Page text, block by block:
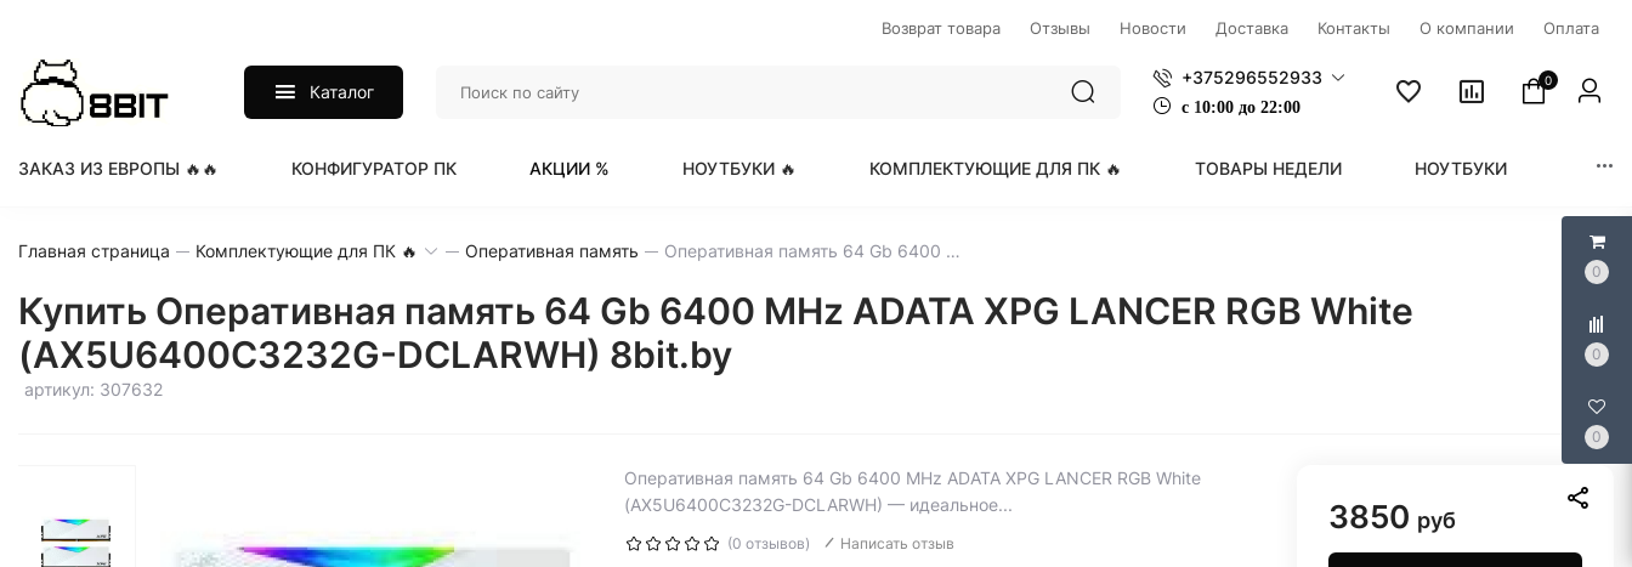
0
0
0
Возврат товара Отзывы Новости Доставка Контакты О компании Оплата
Каталог
+375296552933
с 1 0:00 до 22:00
0
ЗАКАЗ ИЗ ЕВРОПЫ 🔥🔥 КОНФИГУРАТОР ПК АКЦИИ % НОУТБУКИ 🔥 КОМПЛЕКТУЮЩИЕ ДЛЯ ПК 🔥 ТОВАРЫ НЕДЕЛИ НОУТБУКИ
Главная страница Комплектующие для ПК 🔥 Оперативная память Оперативная память 64 Gb 6400 MHz ADATA XPG LANCER RGB White (AX5U6400C3232G-DCLARWH)
Купить Оперативная память 64 Gb 6400 MHz ADATA XPG LANCER RGB White
(AX5U6400C3232G-DCLARWH) 8bit.by
артикул: 307632
Оперативная память 64 Gb 6400 MHz ADATA XPG LANCER RGB White
(AX5U6400C3232G-DCLARWH) — идеальное...
(0 отзывов) Написать отзыв
3850 руб